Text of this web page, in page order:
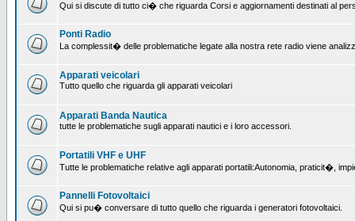
Qui si discute di tutto ci� che riguarda Corsi e aggiornamenti destinati al
Ponti Radio
La complessit� delle problematiche legate alla nostra rete radio viene
Apparati veicolari
Tutto quello che riguarda gli apparati veicolari
Apparati Banda Nautica
tutte le problematiche sugli apparati nautici e i loro accessori.
Portatili VHF e UHF
Tutte le problematiche relative agli apparati portatili:Autonomia, praticit�,
Pannelli Fotovoltaici
Qui si pu� conversare di tutto quello che riguarda i generatori fotovoltaici.